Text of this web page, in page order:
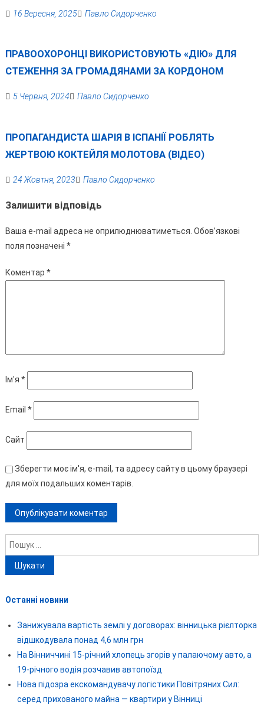
16 Вересня, 2025 Павло Сидорченко
ПРАВООХОРОНЦІ ВИКОРИСТОВУЮТЬ «ДІЮ» ДЛЯ
СТЕЖЕННЯ ЗА ГРОМАДЯНАМИ ЗА КОРДОНОМ
5 Червня, 2024 Павло Сидорченко
ПРОПАГАНДИСТА ШАРІЯ В ІСПАНІЇ РОБЛЯТЬ
ЖЕРТВОЮ КОКТЕЙЛЯ МОЛОТОВА (ВІДЕО)
24 Жовтня, 2023 Павло Сидорченко
Залишити відповідь
Ваша e-mail адреса не оприлюднюватиметься. Обов’язкові
поля позначені *
Коментар *
Ім'я *
Email *
Сайт
Зберегти моє ім'я, e-mail, та адресу сайту в цьому браузері
для моїх подальших коментарів.
Пошук:
Останні новини
Занижувала вартість землі у договорах: вінницька рієлторка
відшкодувала понад 4,6 млн грн
На Вінниччині 15-річний хлопець згорів у палаючому авто, а
19-річного водія розчавив автопоїзд
Нова підозра екскомандувачу логістики Повітряних Сил:
серед прихованого майна — квартири у Вінниці